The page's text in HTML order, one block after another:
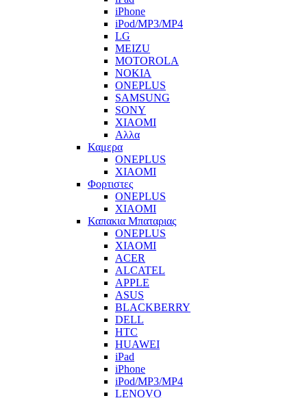
iPhone
iPod/MP3/MP4
LG
MEIZU
MOTOROLA
NOKIA
ONEPLUS
SAMSUNG
SONY
XIAOMI
Αλλα
Καμερα
ONEPLUS
XIAOMI
Φορτιστες
ONEPLUS
XIAOMI
Καπακια Μπαταριας
ONEPLUS
XIAOMI
ACER
ALCATEL
APPLE
ASUS
BLACKBERRY
DELL
HTC
HUAWEI
iPad
iPhone
iPod/MP3/MP4
LENOVO